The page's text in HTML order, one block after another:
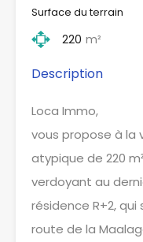
Surface du terrain
220 m²
Description
Loca Immo,
vous propose à
atypique de 220
verdoyant au
résidence R+2,
route de la